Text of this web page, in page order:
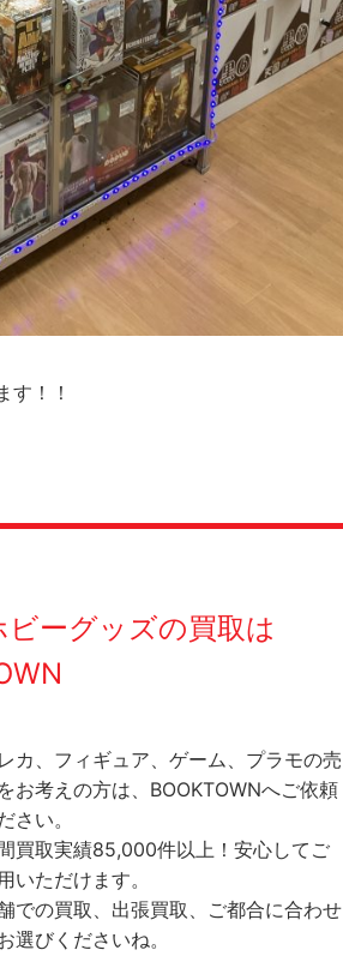
す！！
ーグッズの買取は
カ、フィギュア、ゲーム、プラモの売
お考えの方は、BOOKTOWNへご依頼
さい。
買取実績85,000件以上！安心してご
いただけます。
での買取、出張買取、ご都合に合わせ
選びくださいね。